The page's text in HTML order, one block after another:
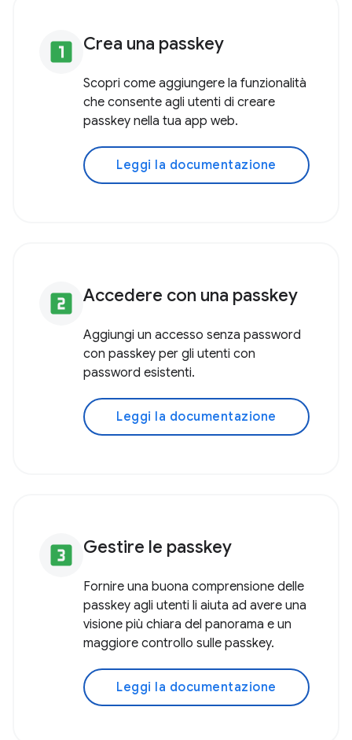
looks_one Crea una passkey
Scopri come aggiungere la funzionalità
che consente agli utenti di creare
passkey nella tua app web.
Leggi la documentazione
looks_two Accedere con una passkey
Aggiungi un accesso senza password
con passkey per gli utenti con
password esistenti.
Leggi la documentazione
looks_3 Gestire le passkey
Fornire una buona comprensione delle
passkey agli utenti li aiuta ad avere una
visione più chiara del panorama e un
maggiore controllo sulle passkey.
Leggi la documentazione